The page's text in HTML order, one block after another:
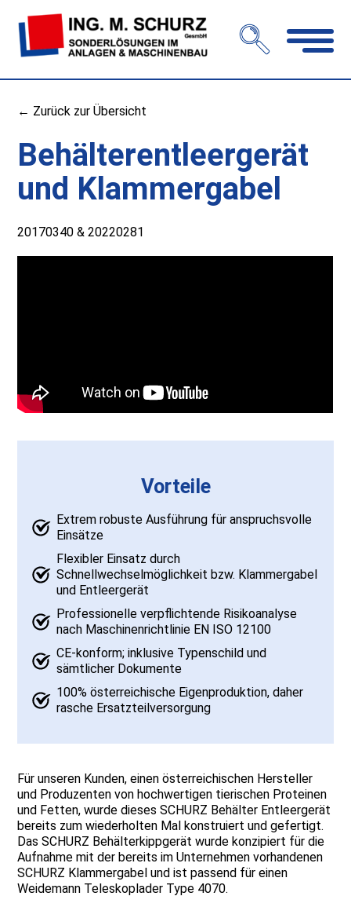
← Zurück zur Übersicht
Behälterentleergerät
und Klammergabel
20170340 & 20220281
Vorteile
Extrem robuste Ausführung für anspruchsvolle
Einsätze
Flexibler Einsatz durch
Schnellwechselmöglichkeit bzw. Klammergabel
und Entleergerät
Professionelle verpflichtende Risikoanalyse
nach Maschinenrichtlinie EN ISO 12100
CE-konform; inklusive Typenschild und
sämtlicher Dokumente
100% österreichische Eigenproduktion, daher
rasche Ersatzteilversorgung
Für unseren Kunden, einen österreichischen Hersteller
und Produzenten von hochwertigen tierischen Proteinen
und Fetten, wurde dieses SCHURZ Behälter Entleergerät
bereits zum wiederholten Mal konstruiert und gefertigt.
Das SCHURZ Behälterkippgerät wurde konzipiert für die
Aufnahme mit der bereits im Unternehmen vorhandenen
SCHURZ Klammergabel und ist passend für einen
Weidemann Teleskoplader Type 4070.